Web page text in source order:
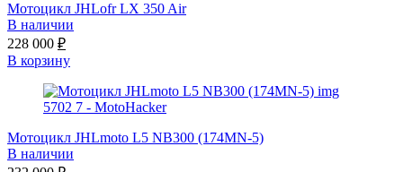
Мотоцикл JHLofr LX 350 Air
В наличии
228 000 ₽
В корзину
Мотоцикл JHLmoto L5 NB300 (174MN-5)
В наличии